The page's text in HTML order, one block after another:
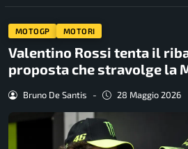
MOTOGP MOTORI
Valentino Rossi tenta il
proposta che stravolge la
Bruno De Santis - 28 Maggio 2026